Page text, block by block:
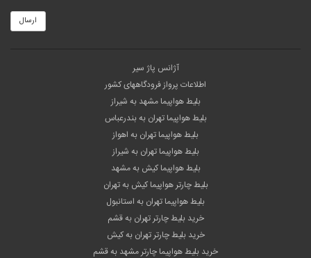
ارسال
آژانس پاژ سیر
اطلاعات پرواز فرودگاههای کشور
بلیط هواپیما مشهد به شیراز
بلیط هواپیما تهران به بندرعباس
بلیط هواپیما تهران به اهواز
بلیط هواپیما تهران به شیراز
بلیط هواپیما کیش به مشهد
بلیط چارتر هواپیما کیش به تهران
بلیط هواپیما تهران به استانبول
خرید بلیط چارتر تهران به قشم
خرید بلیط چارتر تهران به کیش
خرید بلیط هواپیما چارتر مشهد به قشم